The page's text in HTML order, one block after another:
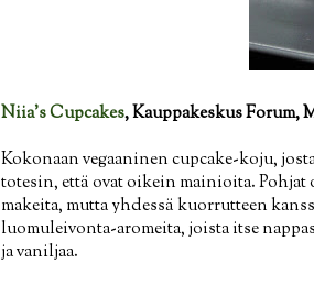
Niia's Cupcakes, Kauppakeskus Forum,
Kokonaan vegaaninen cupcake-koju,
totesin, että ovat oikein mainioita.
makeita, mutta yhdessä kuorrutteen
luomuleivonta-aromeita, joista itse
ja vaniljaa.